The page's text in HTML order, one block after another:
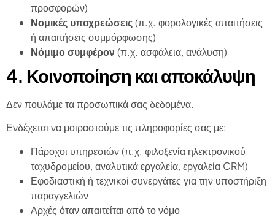
προσφορών)
Νομικές υποχρεώσεις(π.χ. φορολογικές απαιτήσεις
ή απαιτήσεις συμμόρφωσης)
Νόμιμο συμφέρον(π.χ. ασφάλεια, ανάλυση)
4. Κοινοποίηση και αποκάλυψη
Δεν πουλάμε τα προσωπικά σας δεδομένα.
Ενδέχεται να μοιραστούμε τις πληροφορίες σας με:
Πάροχοι υπηρεσιών (π.χ. φιλοξενία ηλεκτρονικού
ταχυδρομείου, αναλυτικά εργαλεία, εργαλεία CRM)
Εφοδιαστική ή τεχνικοί συνεργάτες για την υποστήριξη
παραγγελιών
Αρχές όταν απαιτείται από το νόμο